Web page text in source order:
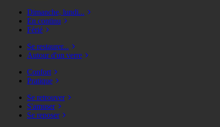
Dimanche, lundi...
En continu
Férié
Se restaurer...
Autour d'un verre
Confort
Pratique
Se retrouver
S'amuser
Se reposer